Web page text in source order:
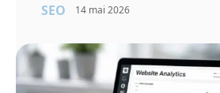
SEO 14 mai 2026